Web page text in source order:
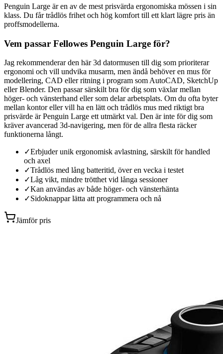
Penguin Large är en av de mest prisvärda ergonomiska mössen i sin
klass. Du får trådlös frihet och hög komfort till ett klart lägre pris än
proffsmodellerna.
Vem passar Fellowes Penguin Large för?
Jag rekommenderar den här 3d datormusen till dig som prioriterar
ergonomi och vill undvika musarm, men ändå behöver en mus för
modellering, CAD eller ritning i program som AutoCAD, SketchUp
eller Blender. Den passar särskilt bra för dig som växlar mellan
höger- och vänsterhand eller som delar arbetsplats. Om du ofta byter
mellan kontor eller vill ha en lätt och trådlös mus med riktigt bra
prisvärde är Penguin Large ett utmärkt val. Den är inte för dig som
kräver avancerad 3d-navigering, men för de allra flesta räcker
funktionerna långt.
✓Erbjuder unik ergonomisk avlastning, särskilt för handled
och axel
✓Trådlös med lång batteritid, över en vecka i testet
✓Låg vikt, mindre trötthet vid långa sessioner
✓Kan användas av både höger- och vänsterhänta
✓Sidoknappar lätta att programmera och nå
Jämför pris